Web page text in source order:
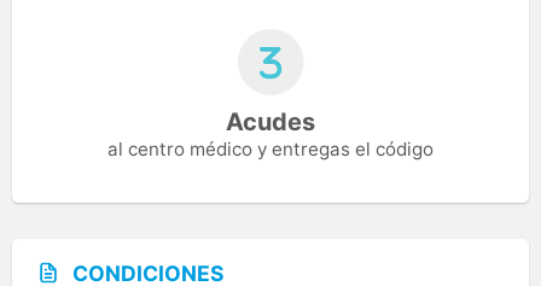
Acudes
al centro médico y entregas el código
CONDICIONES